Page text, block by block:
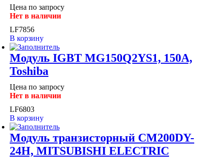
Цена по запросу
Нет в наличии
LF7856
В корзину
Модуль IGBT MG150Q2YS1, 150A,
Toshiba
Цена по запросу
Нет в наличии
LF6803
В корзину
Модуль транзисторный CM200DY-
24H, MITSUBISHI ELECTRIC